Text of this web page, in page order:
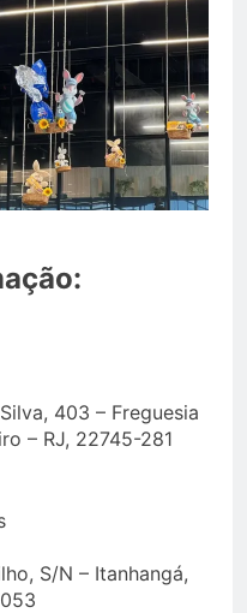
403 – Freguesia
– RJ, 22745-281
S/N – Itanhangá,